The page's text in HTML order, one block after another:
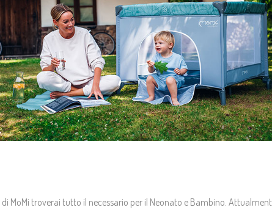
di MoMi troverai tutto il necessario per il Neonato e Bambino.